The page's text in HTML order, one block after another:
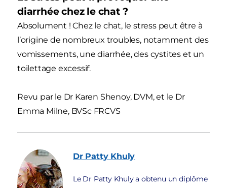
diarrhée chez le chat ?
Absolument ! Chez le chat, le stress peut être à
l’origine de nombreux troubles, notamment des
vomissements, une diarrhée, des cystites et un
toilettage excessif.
Revu par le Dr Karen Shenoy, DVM, et le Dr
Emma Milne, BVSc FRCVS
Dr Patty Khuly
Le Dr Patty Khuly a obtenu un diplôme